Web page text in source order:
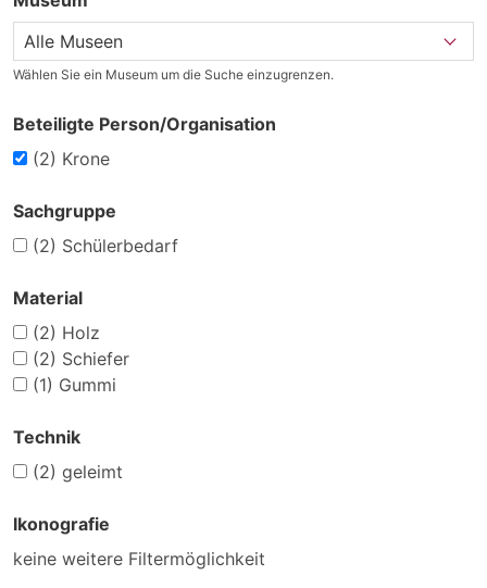
Wählen Sie ein Museum um die Suche einzugrenzen.
Beteiligte Person/Organisation
(2) Krone
Sachgruppe
(2) Schülerbedarf
Material
(2) Holz
(2) Schiefer
(1) Gummi
Technik
(2) geleimt
Ikonografie
keine weitere Filtermöglichkeit